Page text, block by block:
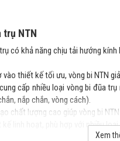
NTN
có khả năng chịu tải hướng
thiết kế tối ưu, vòng bi NTN
cấp nhiều loại vòng bi đũa
nắp chắn, vòng cách).
chất lượng cao giúp vòng bi
kế linh hoạt, phù hợp với nhiều
Xem